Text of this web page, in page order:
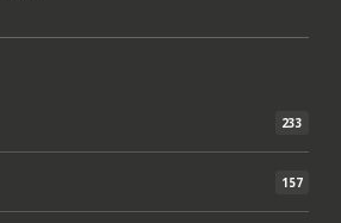
233
157